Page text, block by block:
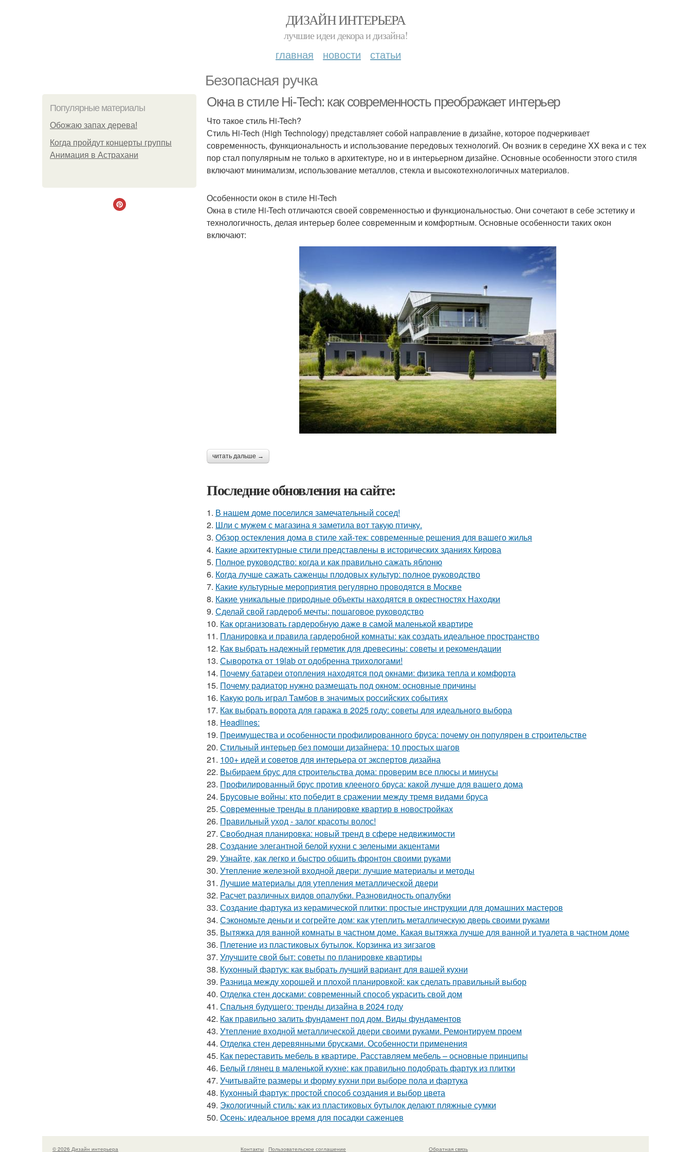
ДИЗАЙН ИНТЕРЬЕРА
лучшие идеи декора и дизайна!
главная новости статьи
Безопасная ручка
Популярные материалы
Обожaю зaпах деpева!
Когда пройдут концерты группы
Анимация в Астрахани
Окна в стиле Hi-Tech: как современность преображает интерьер
Что такое стиль Hi-Tech?
Стиль Hi-Tech (High Technology) представляет собой направление в дизайне, которое подчеркивает
современность, функциональность и использование передовых технологий. Он возник в середине XX века и с тех
пор стал популярным не только в архитектуре, но и в интерьерном дизайне. Основные особенности этого стиля
включают минимализм, использование металлов, стекла и высокотехнологичных материалов.
Особенности окон в стиле Hi-Tech
Окна в стиле Hi-Tech отличаются своей современностью и функциональностью. Они сочетают в себе эстетику и
технологичность, делая интерьер более современным и комфортным. Основные особенности таких окон
включают:
читать дальше →
Последние обновления на сайте:
1. В нашем доме поселился замечательный сосед!
2. Шли с мужем с магазина я заметила вот такую птичку.
3. Обзор остекления дома в стиле хай-тек: современные решения для вашего жилья
4. Какие архитектурные стили представлены в исторических зданиях Кирова
5. Полное руководство: когда и как правильно сажать яблоню
6. Когда лучше сажать саженцы плодовых культур: полное руководство
7. Какие культурные мероприятия регулярно проводятся в Москве
8. Какие уникальные природные объекты находятся в окрестностях Находки
9. Сделай свой гардероб мечты: пошаговое руководство
10. Как организовать гардеробную даже в самой маленькой квартире
11. Планировка и правила гардеробной комнаты: как создать идеальное пространство
12. Как выбрать надежный герметик для древесины: советы и рекомендации
13. Сыворотка от 19lab от одобренна трихологами!
14. Почему батареи отопления находятся под окнами: физика тепла и комфорта
15. Почему радиатор нужно размещать под окном: основные причины
16. Какую роль играл Тамбов в значимых российских событиях
17. Как выбрать ворота для гаража в 2025 году: советы для идеального выбора
18. Headlines:
19. Преимущества и особенности профилированного бруса: почему он популярен в строительстве
20. Стильный интерьер без помощи дизайнера: 10 простых шагов
21. 100+ идей и советов для интерьера от экспертов дизайна
22. Выбираем брус для строительства дома: проверим все плюсы и минусы
23. Профилированный брус против клееного бруса: какой лучше для вашего дома
24. Брусовые войны: кто победит в сражении между тремя видами бруса
25. Современные тренды в планировке квартир в новостройках
26. Правильный уход - залог красоты волос!
27. Свободная планировка: новый тренд в сфере недвижимости
28. Создание элегантной белой кухни с зелеными акцентами
29. Узнайте, как легко и быстро обшить фронтон своими руками
30. Утепление железной входной двери: лучшие материалы и методы
31. Лучшие материалы для утепления металлической двери
32. Расчет различных видов опалубки. Разновидность опалубки
33. Создание фартука из керамической плитки: простые инструкции для домашних мастеров
34. Сэкономьте деньги и согрейте дом: как утеплить металлическую дверь своими руками
35. Вытяжка для ванной комнаты в частном доме. Какая вытяжка лучше для ванной и туалета в частном доме
36. Плетение из пластиковых бутылок. Корзинка из зигзагов
37. Улучшите свой быт: советы по планировке квартиры
38. Кухонный фартук: как выбрать лучший вариант для вашей кухни
39. Разница между хорошей и плохой планировкой: как сделать правильный выбор
40. Отделка стен досками: современный способ украсить свой дом
41. Спальня будущего: тренды дизайна в 2024 году
42. Как правильно залить фундамент под дом. Виды фундаментов
43. Утепление входной металлической двери своими руками. Ремонтируем проем
44. Отделка стен деревянными брусками. Особенности применения
45. Как переставить мебель в квартире. Расставляем мебель – основные принципы
46. Белый глянец в маленькой кухне: как правильно подобрать фартук из плитки
47. Учитывайте размеры и форму кухни при выборе пола и фартука
48. Кухонный фартук: простой способ создания и выбор цвета
49. Экологичный стиль: как из пластиковых бутылок делают пляжные сумки
50. Осень: идеальное время для посадки саженцев
© 2026 Дизайн интерьера Контакты Пользовательское соглашение Обратная связь